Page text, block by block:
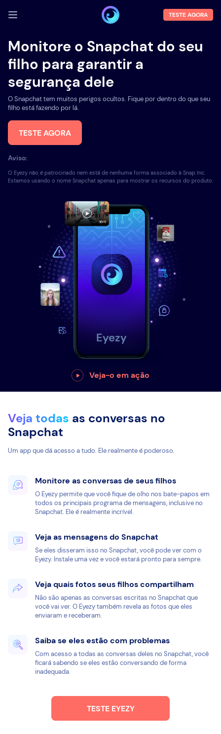
FAZER LOGIN
Demo
Funções
Sobre Nós
Blog
TESTE AGORA
Monitore o Snapchat do seu
filho para garantir a
segurança dele
O Snapchat tem muitos perigos ocultos. Fique por dentro do que seu
filho está fazendo por lá.
TESTE AGORA
Veja-o em ação
Aviso:
O Eyezy não é patrocinado nem está de nenhuma forma associado à Snap Inc.
Estamos usando o nome Snapchat apenas para mostrar os recursos do produto.
Veja todas as conversas no
Snapchat
Um app que dá acesso a tudo. Ele realmente é poderoso.
Monitore as conversas de seus filhos
O Eyezy permite que você fique de olho nos bate-papos em
todos os principais programa de mensagens, inclusive no
Snapchat. Ele é realmente incrível.
Veja as mensagens do Snapchat
Se eles disseram isso no Snapchat, você pode ver com o
Eyezy. Instale uma vez e você estará pronto para sempre.
Veja quais fotos seus filhos compartilham
Não são apenas as conversas escritas no Snapchat que
você vai ver. O Eyezy também revela as fotos que eles
enviaram e receberam.
Saiba se eles estão com problemas
Com acesso a todas as conversas deles no Snapchat, você
ficará sabendo se eles estão conversando de forma
inadequada.
TESTE EYEZY